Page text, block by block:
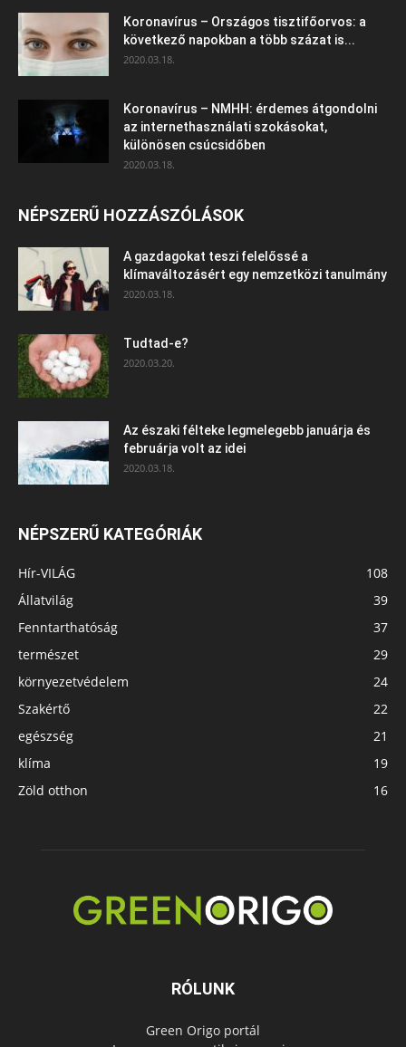
Koronavírus – Országos tisztifőorvos: a
következő napokban a több százat is...
2020.03.18.
Koronavírus – NMHH: érdemes átgondolni
az internethasználati szokásokat,
különösen csúcsidőben
2020.03.18.
NÉPSZERŰ HOZZÁSZÓLÁSOK
A gazdagokat teszi felelőssé a
klímaváltozásért egy nemzetközi tanulmány
2020.03.18.
Tudtad-e?
2020.03.20.
Az északi félteke legmelegebb januárja és
februárja volt az idei
2020.03.18.
NÉPSZERŰ KATEGÓRIÁK
Hír-VILÁG
108
Állatvilág
39
Fenntarthatóság
37
természet
29
környezetvédelem
24
Szakértő
22
egészség
21
klíma
19
Zöld otthon
16
RÓLUNK
Green Origo portál